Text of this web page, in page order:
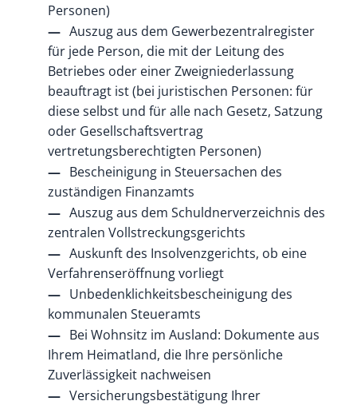
Personen)
Auszug aus dem Gewerbezentralregister
für jede Person, die mit der Leitung des
Betriebes oder einer Zweigniederlassung
beauftragt ist (bei juristischen Personen: für
diese selbst und für alle nach Gesetz, Satzung
oder Gesellschaftsvertrag
vertretungsberechtigten Personen)
Bescheinigung in Steuersachen des
zuständigen Finanzamts
Auszug aus dem Schuldnerverzeichnis des
zentralen Vollstreckungsgerichts
Auskunft des Insolvenzgerichts, ob eine
Verfahrenseröffnung vorliegt
Unbedenklichkeitsbescheinigung des
kommunalen Steueramts
Bei Wohnsitz im Ausland: Dokumente aus
Ihrem Heimatland, die Ihre persönliche
Zuverlässigkeit nachweisen
Versicherungsbestätigung Ihrer